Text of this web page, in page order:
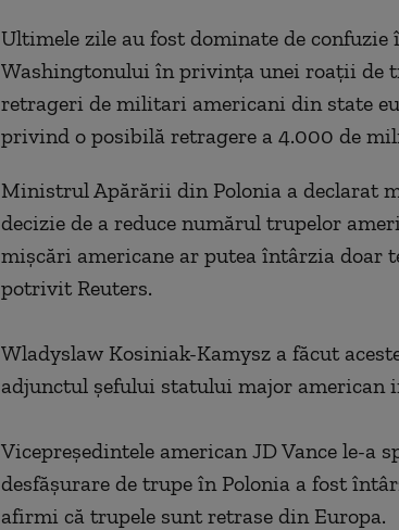
Ultimele zile au fost dominate de
Washingtonului în privința unei roații de
retrageri de militari americani din state
privind o posibilă retragere a 4.000 de
Ministrul Apărării din Polonia a declarat
decizie de a reduce numărul trupelor
mişcări americane ar putea întârzia doar
potrivit Reuters.
Wladyslaw Kosiniak-Kamysz a făcut
adjunctul şefului statului major american
Vicepreşedintele american JD Vance le-a
desfăşurare de trupe în Polonia a fost
afirmi că trupele sunt retrase din Europa.